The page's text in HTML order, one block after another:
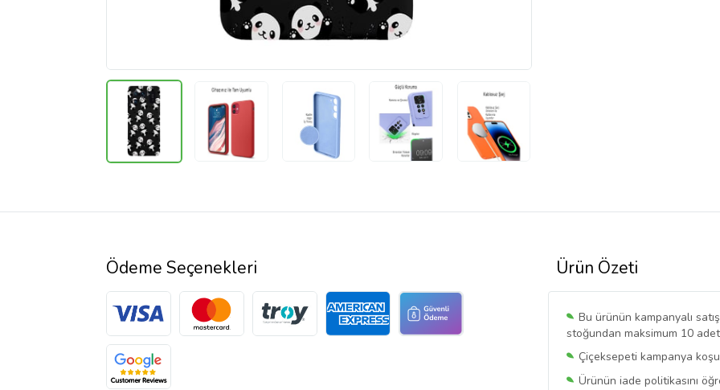
Ürün Özeti
Bu ürünün kampanyalı
stoğundan maksimum 10
Çiçeksepeti kampanya
Ürünün iade politikasını
Ödeme Seçenekleri